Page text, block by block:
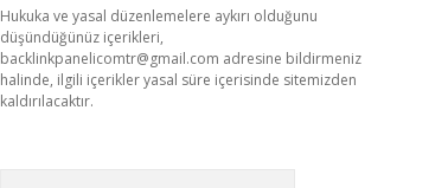
Hukuka ve yasal düzenlemelere aykırı olduğunu
düşündüğünüz içerikleri,
backlinkpanelicomtr@gmail.com adresine bildirmeniz
halinde, ilgili içerikler yasal süre içerisinde sitemizden
kaldırılacaktır.